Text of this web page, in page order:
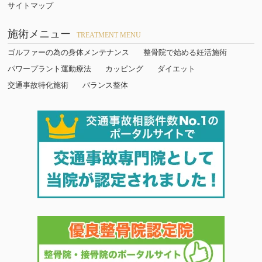
サイトマップ
施術メニュー TREATMENT MENU
ゴルファーの為の身体メンテナンス
整骨院で始める妊活施術
パワープラント運動療法
カッピング
ダイエット
交通事故特化施術
バランス整体